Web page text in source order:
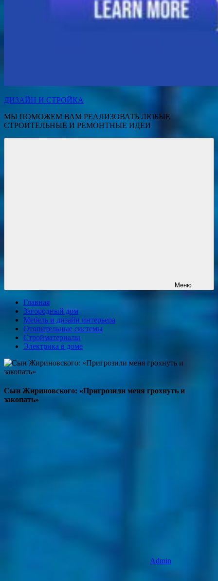
ДИЗАЙН И СТРОЙКА
МЫ ПОМОЖЕМ ВАМ РЕАЛИЗОВАТЬ ЛЮБЫЕ
СТРОИТЕЛЬНЫЕ И РЕМОНТНЫЕ ИДЕИ
Меню
Главная
Загородный дом
Мебель и дизайн интерьера
Отопительные системы
Стройматериалы
Электрика в доме
Сын Жириновского: «Пригрозили меня грохнуть и
закопать»
Admin